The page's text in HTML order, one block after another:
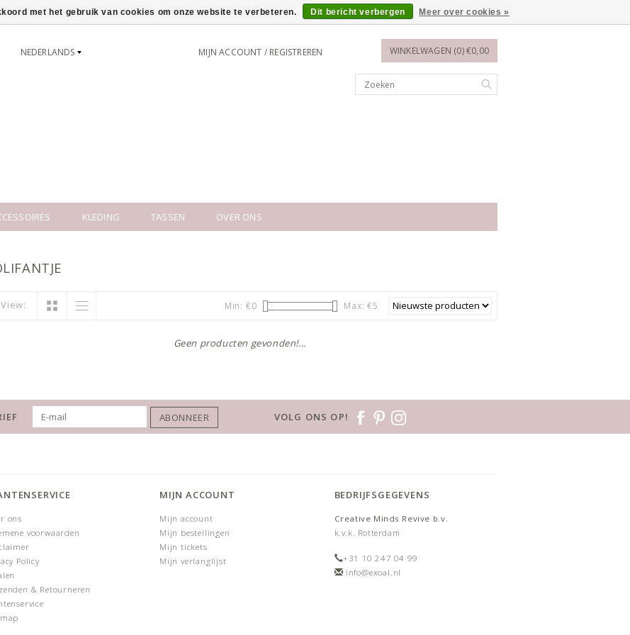
NEDERLANDS MIJN ACCOUNT / REGISTREREN WINKELWAGEN (0) €0,00
KLEDING TASSEN OVER ONS
View: Min: €0 Max: €5
Geen producten gevonden!...
met het gebruik van cookies om onze website te verbeteren. Dit bericht verbergen Meer over cookies »
ABONNEER VOLG ONS OP!
ons
voorwaarden
Policy
& Retourneren
MIJN ACCOUNT
Mijn account
Mijn bestellingen
Mijn tickets
Mijn verlanglijst
BEDRIJFSGEGEVENS
Creative Minds Revive b.v.
k.v.k. Rotterdam
+31 10 247 04 99
info@exoal.nl